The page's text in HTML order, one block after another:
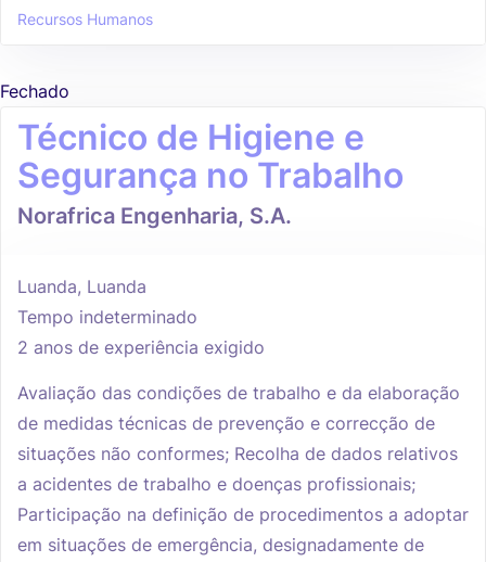
Recursos Humanos
Fechado
Técnico de Higiene e
Segurança no Trabalho
Norafrica Engenharia, S.A.
Luanda, Luanda
Tempo indeterminado
2 anos de experiência exigido
Avaliação das condições de trabalho e da elaboração
de medidas técnicas de prevenção e correcção de
situações não conformes; Recolha de dados relativos
a acidentes de trabalho e doenças profissionais;
Participação na definição de procedimentos a adoptar
em situações de emergência, designadamente de